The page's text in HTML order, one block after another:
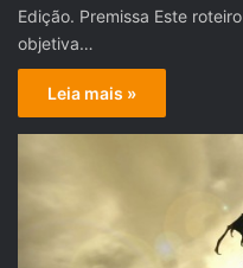
Edição. Premissa Este
objetiva…
Leia mais »